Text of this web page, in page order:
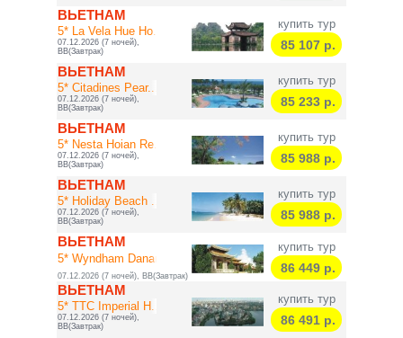
ВЬЕТНАМ
5* La Vela Hue Ho...
07.12.2026 (7 ночей),
BB(Завтрак)
купить тур
85 107 р.
ВЬЕТНАМ
5* Citadines Pear...
07.12.2026 (7 ночей),
BB(Завтрак)
купить тур
85 233 р.
ВЬЕТНАМ
5* Nesta Hoian Re...
07.12.2026 (7 ночей),
BB(Завтрак)
купить тур
85 988 р.
ВЬЕТНАМ
5* Holiday Beach ...
07.12.2026 (7 ночей),
BB(Завтрак)
купить тур
85 988 р.
ВЬЕТНАМ
5* Wyndham Danang...
07.12.2026 (7 ночей), BB(Завтрак)
купить тур
86 449 р.
ВЬЕТНАМ
5* TTC Imperial H...
07.12.2026 (7 ночей),
BB(Завтрак)
купить тур
86 491 р.